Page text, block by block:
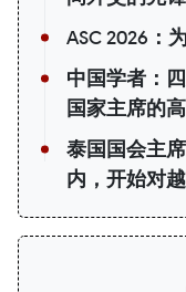
ASC 2026：
中国学者：
国家主席的
泰国国会主
内，开始对